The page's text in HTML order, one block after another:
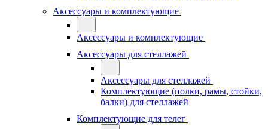
Аксессуары и комплектующие
Аксессуары и комплектующие
Аксессуары для стеллажей
Аксессуары для стеллажей
Комплектующие (полки, рамы, стойки,
балки) для стеллажей
Комплектующие для телег